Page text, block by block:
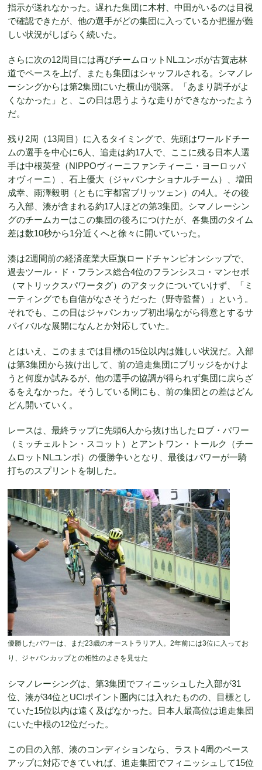
指示が送れなかった。遅れた集団に木村、中田がいるのは目視
で確認できたが、他の選手がどの集団に入っているか把握が難
しい状況がしばらく続いた。
さらに次の12周目には再びチームロットNLユンボが古賀志林
道でペースを上げ、またも集団はシャッフルされる。シマノレ
ーシングからは第2集団にいた横山が脱落。「あまり調子がよ
くなかった」と、この日は思うような走りができなかったよう
だ。
残り2周（13周目）に入るタイミングで、先頭はワールドチー
ムの選手を中心に6人、追走は約17人で、ここに残る日本人選
手は中根英登（NIPPOヴィーニファンティーニ・ヨーロッパ
オヴィーニ）、石上優大（ジャパンナショナルチーム）、増田
成幸、雨澤毅明（ともに宇都宮ブリッツェン）の4人。その後
ろ入部、湊が含まれる約17人ほどの第3集団。シマノレーシン
グのチームカーはこの集団の後ろにつけたが、各集団のタイム
差は数10秒から1分近くへと徐々に開いていった。
湊は2週間前の経済産業大臣旗ロードチャンピオンシップで、
過去ツール・ド・フランス総合4位のフランシスコ・マンセボ
（マトリックスパワータグ）のアタックについていけず、「ミ
ーティングでも自信がなさそうだった（野寺監督）」という。
それでも、この日はジャパンカップ初出場ながら得意とするサ
バイバルな展開になんとか対応していた。
とはいえ、このままでは目標の15位以内は難しい状況だ。入部
は第3集団から抜け出して、前の追走集団にブリッジをかけよ
うと何度か試みるが、他の選手の協調が得られず集団に戻らざ
るをえなかった。そうしている間にも、前の集団との差はどん
どん開いていく。
レースは、最終ラップに先頭6人から抜け出したロブ・パワー
（ミッチェルトン・スコット）とアントワン・トールク（チー
ムロットNLユンボ）の優勝争いとなり、最後はパワーが一騎
打ちのスプリントを制した。
優勝したパワーは、まだ23歳のオーストラリア人。2年前には3位に入ってお
り、ジャパンカップとの相性のよさを見せた
シマノレーシングは、第3集団でフィニッシュした入部が31
位、湊が34位とUCIポイント圏内には入れたものの、目標とし
ていた15位以内は遠く及ばなかった。日本人最高位は追走集団
にいた中根の12位だった。
この日の入部、湊のコンディションなら、ラスト4周のペース
アップに対応できていれば、追走集団でフィニッシュして15位